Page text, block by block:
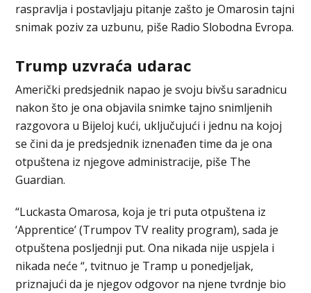
raspravlja i postavljaju pitanje zašto je Omarosin tajni
snimak poziv za uzbunu, piše Radio Slobodna Evropa.
Trump uzvraća udarac
Američki predsjednik napao je svoju bivšu saradnicu
nakon što je ona objavila snimke tajno snimljenih
razgovora u Bijeloj kući, uključujući i jednu na kojoj
se čini da je predsjednik iznenađen time da je ona
otpuštena iz njegove administracije, piše The
Guardian.
“Luckasta Omarosa, koja je tri puta otpuštena iz
‘Apprentice’ (Trumpov TV reality program), sada je
otpuštena posljednji put. Ona nikada nije uspjela i
nikada neće “, tvitnuo je Tramp u ponedjeljak,
priznajući da je njegov odgovor na njene tvrdnje bio